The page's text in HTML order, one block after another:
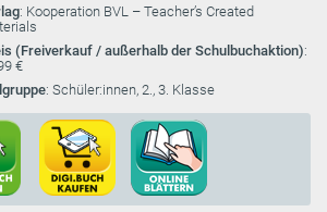
: Kooperation BVL – Teacher’s Created
(Freiverkauf / außerhalb der Schulbuchaktion):
€
: Schüler:innen, 2., 3. Klasse